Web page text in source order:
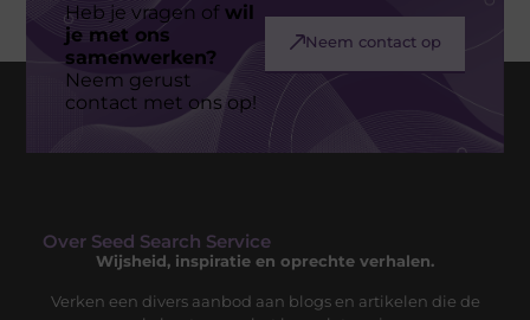
Heb je vragen ofwil
je met ons
samenwerken?
Neem gerust
contact met ons op!
Neem contact op
Over Seed Search Service
Wijsheid, inspiratie en oprechte verhalen.
Verken een divers aanbod aan blogs en artikelen die de